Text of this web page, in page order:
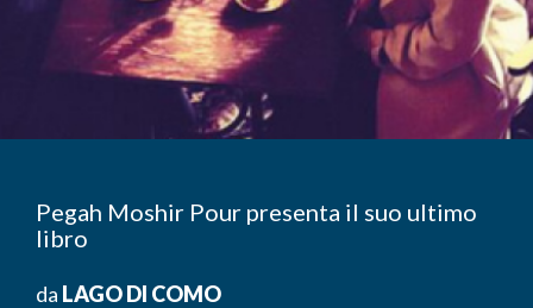
Pegah Moshir Pour presenta il suo ultimo
libro
da LAGO DI COMO